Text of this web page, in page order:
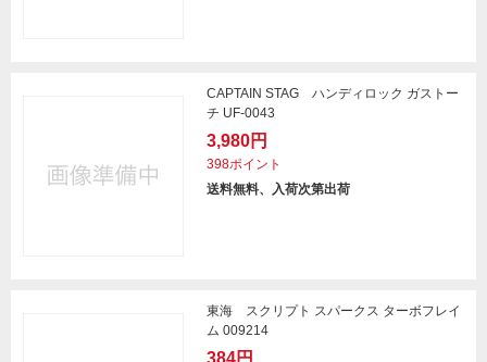
CAPTAIN STAG ハンディロック ガストー
チ UF-0043
3,980円
398ポイント
送料無料、入荷次第出荷
東海 スクリプト スパークス ターボフレイ
ム 009214
384円